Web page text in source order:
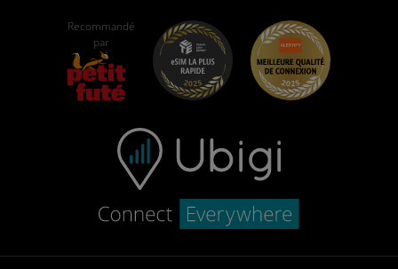
Carrières
Self-assistance
Centre d’aide
Support Client
Recommandé
par